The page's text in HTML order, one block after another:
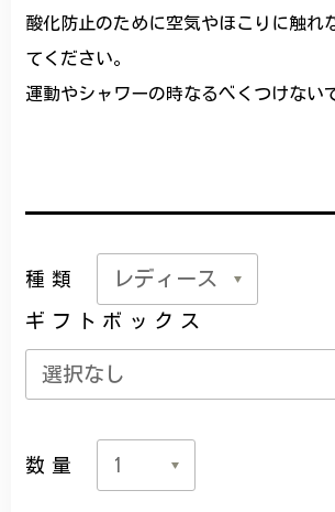
酸化防止のために空気やほこりに触れ
てください。
運動やシャワーの時なるべくつけない
種類
ギフトボックス
数量